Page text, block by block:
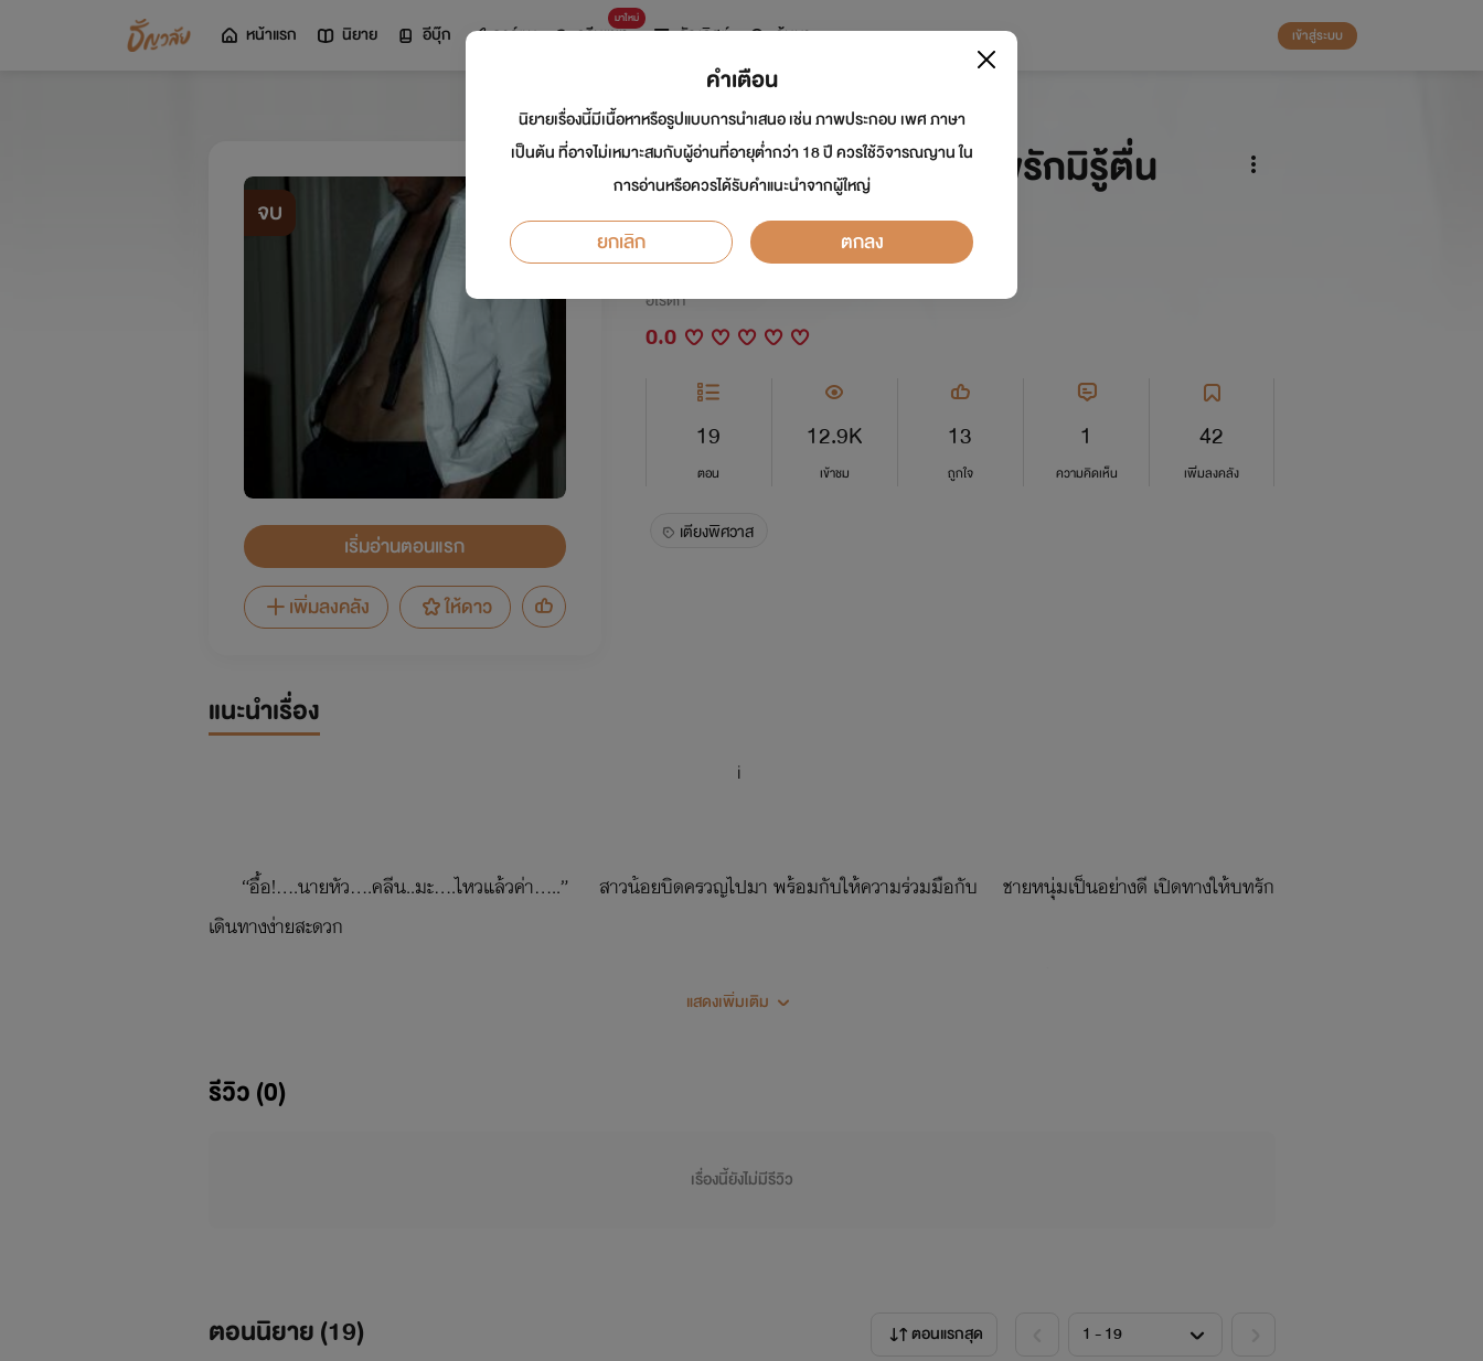
หน้าแรก นิยาย อีบุ๊ก การ์ตูน
มาใหม่
ดรีมแชท ธัญลิสต์ ค้นหา เข้าสู่ระบบ
จบ
เริ่มอ่านตอนแรก
เพิ่มลงคลัง
ให้ดาว
เตียงพิศวาส ตอน เสพรักมิรู้ตื่น
27+++
นักเขียน:ณิการ์
อีโรติก
0.0
19
ตอน
12.9K
เข้าชม
13
ถูกใจ
1
ความคิดเห็น
42
เพิ่มลงคลัง
เตียงพิศวาส
แนะนำเรื่อง
i
“อื้อ!....นายหัว....คลีน..มะ....ไหวแล้วค่า.....” สาวน้อยบิดครวญไปมา พร้อมกับให้ความร่วมมือกับ ชายหนุ่มเป็นอย่างดี เปิดทางให้บทรัก
เดินทางง่ายสะดวก
“ฉันก็ไม่ไหวแล้วกระต่ายน้อย.....เธอช่างบีบรัดฉันแน่นเหลือเกิน.....” เอ่ยเสียงแหบพร่า พร้อมกับจับรั้งเอวบางให้มั่น ก่อนจะกระแทก
“อะ!...อ๊า!....นายหัวขา.....” สาวน้อยร้องครวญออกมาด้วยความเสียวซ่านกับการที่ชายหนุ่มกระแทกแก่นกายร้อนเข้าหา จนเกิดการ
“ขอแรงๆ นะคลีนน้อยของฉัน....โอว์!....” เมื่อถูกร่างน้อยๆ บีบรัดเร่งแก่นกายร้อน ชายหนุ่มก็ไม่รอช้าที่จะกระแทกเข้าหาสะโพกเล็กด้วย
แสดงเพิ่มเติม
รีวิว (0)
เรื่องนี้ยังไม่มีรีวิว
ตอนนิยาย (19) ตอนแรกสุด
คำเตือน
นิยายเรื่องนี้มีเนื้อหาหรือรูปแบบการนำเสนอ เช่น ภาพประกอบ เพศ ภาษา
เป็นต้น ที่อาจไม่เหมาะสมกับผู้อ่านที่อายุต่ำกว่า 18 ปี ควรใช้วิจารณญาน ใน
การอ่านหรือควรได้รับคำแนะนำจากผู้ใหญ่
ยกเลิก ตกลง